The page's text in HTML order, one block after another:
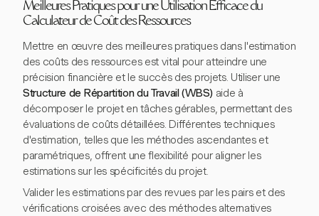
Meilleures Pratiques pour une Utilisation Efficace du
Calculateur de Coût des Ressources
Mettre en œuvre des meilleures pratiques dans l'estimation
des coûts des ressources est vital pour atteindre une
précision financière et le succès des projets. Utiliser une
Structure de Répartition du Travail (WBS)aide à
décomposer le projet en tâches gérables, permettant des
évaluations de coûts détaillées. Différentes techniques
d'estimation, telles que les méthodes ascendantes et
paramétriques, offrent une flexibilité pour aligner les
estimations sur les spécificités du projet.
Valider les estimations par des revues par les pairs et des
vérifications croisées avec des méthodes alternatives